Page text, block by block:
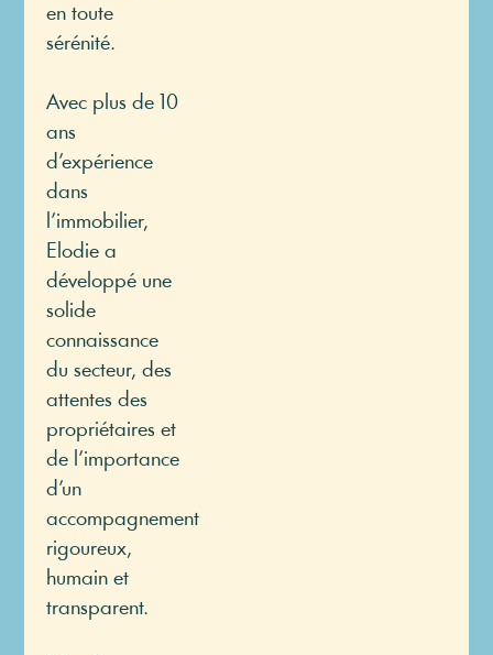
en toute
sérénité.
Avec plus de 10
ans
d’expérience
dans
l’immobilier,
Elodie a
développé une
solide
connaissance
du secteur, des
attentes des
propriétaires et
de l’importance
d’un
accompagnement
rigoureux,
humain et
transparent.